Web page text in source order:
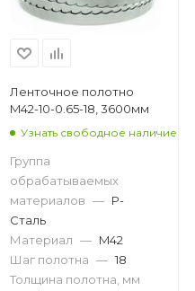
Ленточное полотно
M42-10-0.65-18, 3600мм
Узнать свободное наличие
Группа
обрабатываемых
материалов — P-
Сталь
Материал — M42
Шаг полотна — 18
Толщина полотна, мм